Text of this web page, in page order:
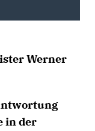
Werner
in der